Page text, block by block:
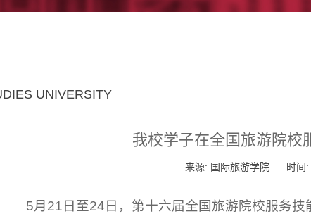
UNIVERSITY
我校学子在全国旅游院校
来源: 国际旅游学院 时间
5月21日至24日，第十六届全国旅游院校服务